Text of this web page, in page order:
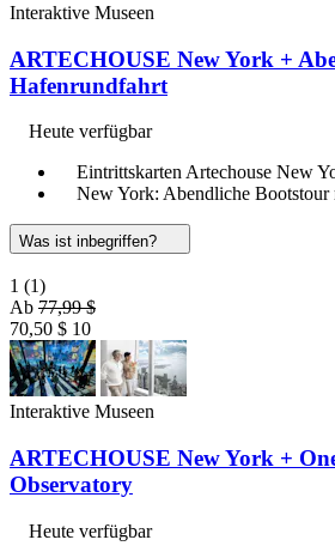
Interaktive Museen
ARTECHOUSE New York +
Hafenrundfahrt
Heute verfügbar
Eintrittskarten Artechouse New
New York: Abendliche Bootstour
Was ist inbegriffen?
1 (1)
Ab 77,99 $
70,50 $ 10
Interaktive Museen
ARTECHOUSE New York +
Observatory
Heute verfügbar